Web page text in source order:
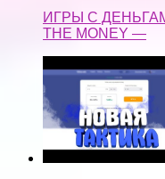
ИГРЫ С
THE MONEY —